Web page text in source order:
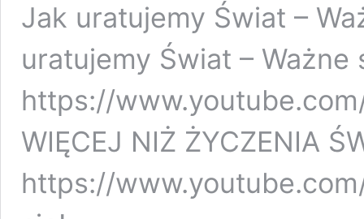
Jak uratujemy Świat –
uratujemy Świat –
https://
WIĘCEJ NIŻ ŻYCZENIA
https://